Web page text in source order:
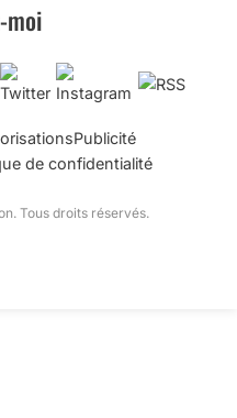
moi
Publicité
de confidentialité
Tous droits réservés.